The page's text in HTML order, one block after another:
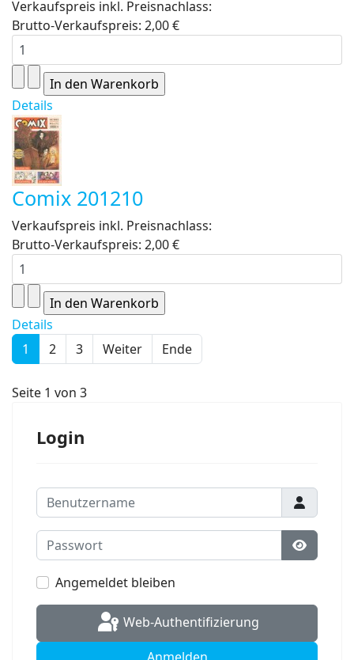
Verkaufspreis inkl. Preisnachlass:
Brutto-Verkaufspreis: 2,00 €
Details
Comix 201210
Verkaufspreis inkl. Preisnachlass:
Brutto-Verkaufspreis: 2,00 €
Details
1
2 3 Weiter Ende
Seite 1 von 3
Login
Benutzername
Passwort
Angemeldet bleiben
Web-Authentifizierung